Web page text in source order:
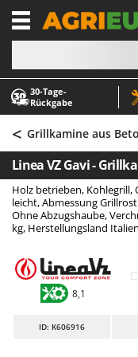
30‑Tage-
Rückgabe
-1
A
Abfüllgeräte
Akku
Akku Gras- und
Akku-Stichsägen
Anbaubagger
Aschesauger
A
ABAC
AgriEuro
AgriEuro TOP-
AGT
Aima
Airmec
ALA 2000
Alce
Alpina
< Grillkamine aus
Linea VZ Gavi -
Holz betrieben, Kohlegrill,
leicht, Abmessung
Ohne Abzugshaube,
kg, Herstellungsland Italien
8,1
ID: K606916